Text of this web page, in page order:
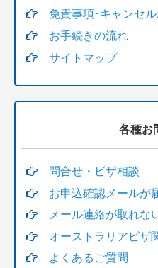
免責事項･キャンセ
お手続きの流れ
サイトマップ
各種お
問合せ・ビザ相談
お申込確認メールが
メール連絡が取れな
オーストラリアビザ
よくあるご質問